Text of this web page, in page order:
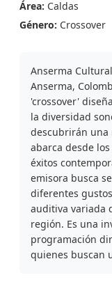
Área: Caldas
Género: Crossover
Anserma
Anserma,
'crossover'
la diversidad
descubrirán una
abarca desde
éxitos
emisora busca
diferentes
auditiva variada
región. Es una
programación
quienes buscan